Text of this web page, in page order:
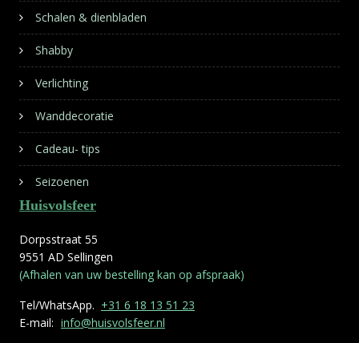
Schalen & dienbladen
Shabby
Verlichting
Wanddecoratie
Cadeau- tips
Seizoenen
Huisvolsfeer
Dorpsstraat 55
9551 AD Sellingen
(Afhalen van uw bestelling kan op afspraak)
Tel/WhatsApp. +31 6 18 13 51 23
E-mail: info@huisvolsfeer.nl